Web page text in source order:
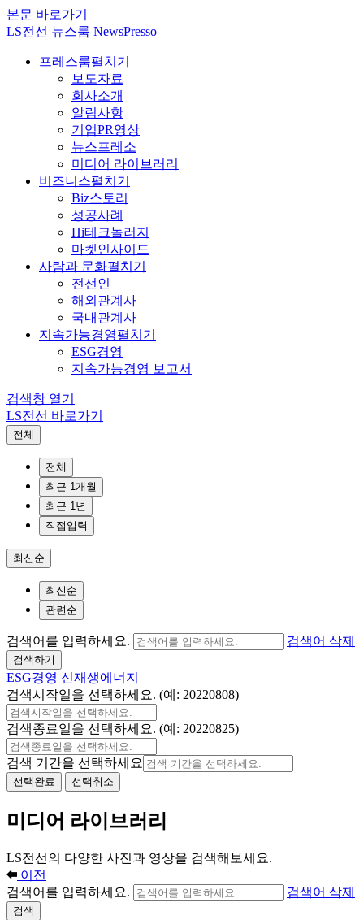
본문 바로가기
LS전선 뉴스룸 NewsPresso
프레스룸펼치기
보도자료
회사소개
알림사항
기업PR영상
뉴스프레소
미디어 라이브러리
비즈니스펼치기
Biz스토리
성공사례
Hi테크놀러지
마켓인사이드
사람과 문화펼치기
전선인
해외관계사
국내관계사
지속가능경영펼치기
ESG경영
지속가능경영 보고서
검색창 열기
LS전선 바로가기
전체
전체
최근 1개월
최근 1년
직접입력
최신순
최신순
관련순
검색어를 입력하세요. 검색어 삭제
검색하기
ESG경영 신재생에너지
검색시작일을 선택하세요. (예: 20220808)
검색종료일을 선택하세요. (예: 20220825)
검색 기간을 선택하세요
선택완료 선택취소
미디어 라이브러리
LS전선의 다양한 사진과 영상을 검색해보세요.
이전
검색어를 입력하세요.
검색어 삭제
검색